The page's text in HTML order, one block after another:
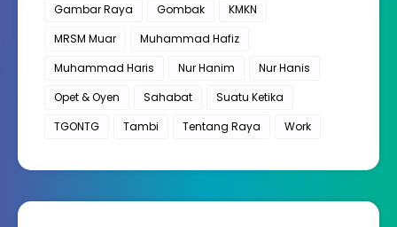
Gambar Raya
Gombak
KMKN
MRSM Muar
Muhammad Hafiz
Muhammad Haris
Nur Hanim
Nur Hanis
Opet & Oyen
Sahabat
Suatu Ketika
TGONTG
Tambi Tentang Raya Work